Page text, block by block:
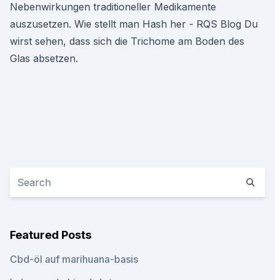
Nebenwirkungen traditioneller Medikamente
auszusetzen. Wie stellt man Hash her - RQS Blog Du
wirst sehen, dass sich die Trichome am Boden des
Glas absetzen.
Featured Posts
Cbd-öl auf marihuana-basis